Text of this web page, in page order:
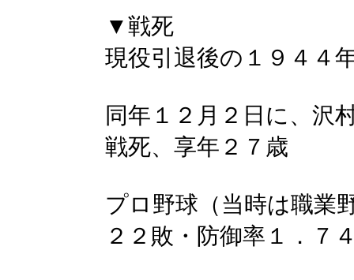
▼戦死
現役引退後の１９４４
同年１２月２日に、沢
戦死、享年２７歳
プロ野球（当時は職業
２２敗・防御率１．７